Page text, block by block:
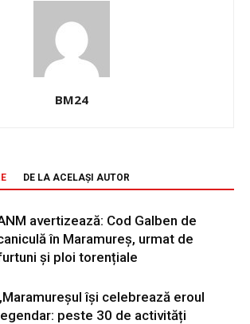
BM24
DE LA ACELAȘI AUTOR
avertizează: Cod Galben de
în Maramureș, urmat de
și ploi torențiale
își celebrează eroul
peste 30 de activități